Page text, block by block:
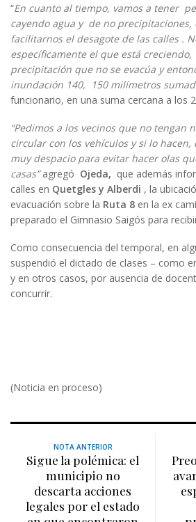
“En cuanto al tiempo, vamos a tener
cayendo agua y de no precipitaciones,
facilitarnos el desagote de las calles .
específicamente el que está
precipitación que no se evacúa y
inundación 140, 150 milímetros
funcionario, en una suma cercana a los
“Pedimos a los vecinos que no tengan
circular con los vehículos y si lo
muy despacio para evitar hacer olas
casas”agregó Ojeda, que además
calles en Quetgles y Alberdi , la
evacuación sobre la Ruta 8 en la ex
preparado el Gimnasio Saigós para
Como consecuencia del temporal, en
suspendió el dictado de clases – como
y en otros casos, por ausencia de
concurrir.
(Noticia en proceso)
NOTA ANTERIOR
Sigue la polémica: el
municipio no
descarta acciones
legales por el estado